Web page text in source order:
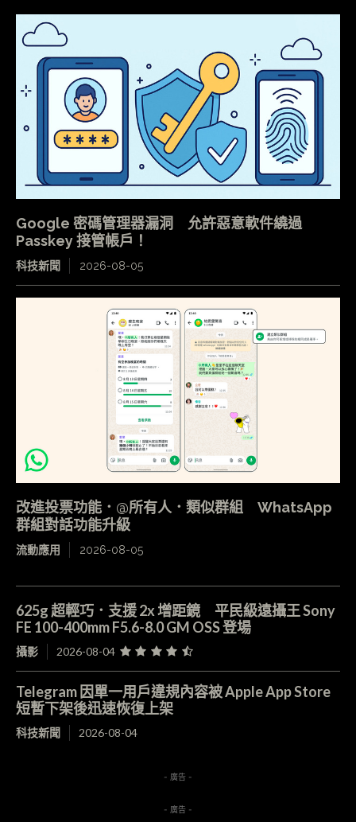
Google 密碼管理器漏洞 允許惡意軟件繞過
Passkey 接管帳戶！
科技新聞 2026-08-05
改進投票功能．@所有人．類似群組 WhatsApp
群組對話功能升級
流動應用 2026-08-05
625g 超輕巧．支援 2x 增距鏡 平民級遠攝王 Sony
FE 100-400mm F5.6-8.0 GM OSS 登場
攝影 2026-08-04
Telegram 因單一用戶違規內容被 Apple App Store
短暫下架後迅速恢復上架
科技新聞 2026-08-04
- 廣告 -
- 廣告 -